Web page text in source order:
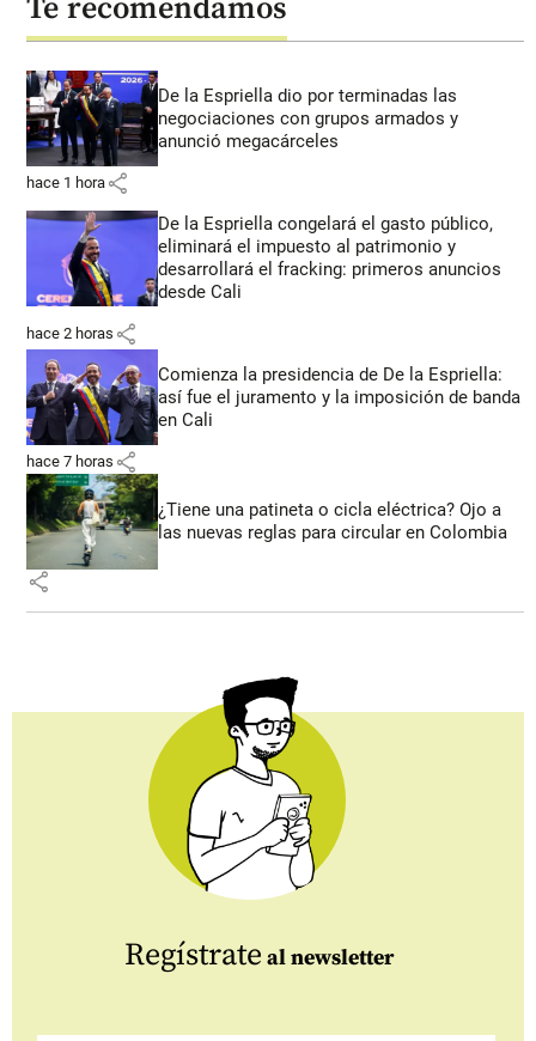
Te recomendamos
De la Espriella dio por terminadas las
negociaciones con grupos armados y
anunció megacárceles
hace 1 hora share
De la Espriella congelará el gasto público,
eliminará el impuesto al patrimonio y
desarrollará el fracking: primeros anuncios
desde Cali
hace 2 horas share
Comienza la presidencia de De la Espriella:
así fue el juramento y la imposición de banda
en Cali
hace 7 horas share
¿Tiene una patineta o cicla eléctrica? Ojo a
las nuevas reglas para circular en Colombia
share
Regístrate al newsletter